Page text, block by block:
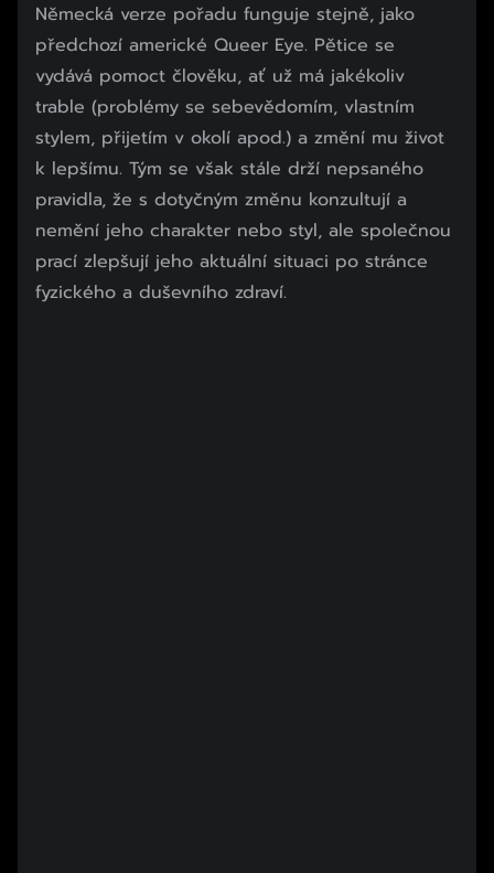
Začátek reklamy
Konec reklamy
Německá verze pořadu funguje stejně, jako
předchozí americké Queer Eye. Pětice se
vydává pomoct člověku, ať už má jakékoliv
trable (problémy se sebevědomím, vlastním
stylem, přijetím v okolí apod.) a změní mu život
k lepšímu. Tým se však stále drží nepsaného
pravidla, že s dotyčným změnu konzultují a
nemění jeho charakter nebo styl, ale společnou
prací zlepšují jeho aktuální situaci po stránce
fyzického a duševního zdraví.